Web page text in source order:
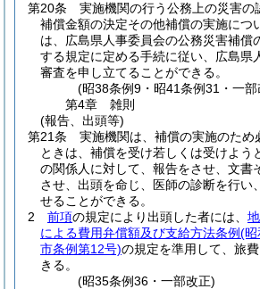
第20条
実施機関の行う公務上の災害の
補償金額の決定その他補償の実施につ
は、広島県人事委員会の公務災害補償
する規定に定める手続に従い、広島県
審査を申し立てることができる。
(昭38条例9・昭41条例31・一部
第4章
雑則
(報告、出頭等)
第21条
実施機関は、補償の実施のため
ときは、補償を受け若しくは受けよう
の関係人に対して、報告をさせ、文書
させ、出頭を命じ、医師の診断を行い
せることができる。
2
前項の規定により出頭した者には、
による費用弁償額及び支給方法条例(昭
市条例第12号)の規定を準用して、旅
きる。
(昭35条例36・一部改正)